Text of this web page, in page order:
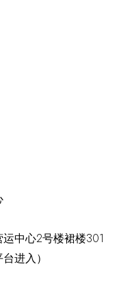
中心2号楼裙楼301
进入）